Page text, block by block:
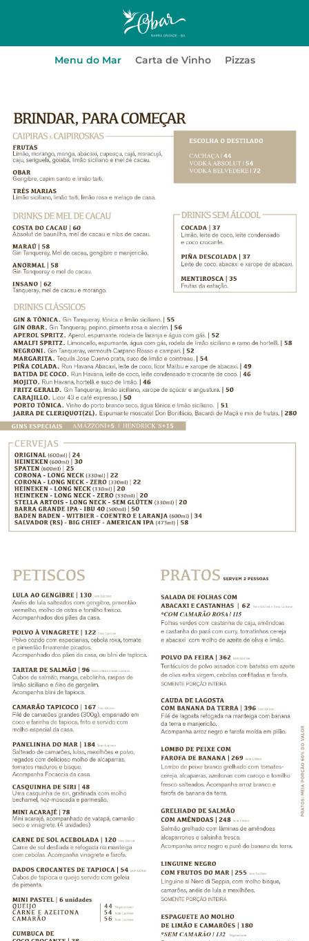
Menu do Mar Carta de Vinho Pizzas